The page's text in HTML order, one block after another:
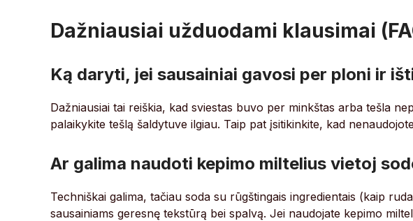
Dažniausiai užduodami klausimai
Ką daryti, jei sausainiai gavosi per ploni ir
Dažniausiai tai reiškia, kad sviestas buvo per minkštas arba tešla
palaikykite tešlą šaldytuve ilgiau. Taip pat įsitikinkite, kad
Ar galima naudoti kepimo miltelius vietoj
Techniškai galima, tačiau soda su rūgštingais ingredientais (kaip
sausainiams geresnę tekstūrą bei spalvą. Jei naudojate kepimo